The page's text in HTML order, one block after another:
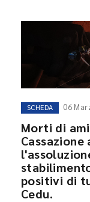
SCHEDA 06
Morti di
positivi di
Cedu.